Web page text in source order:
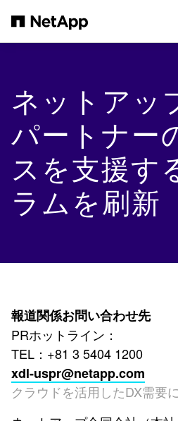
ネットアッ
パートナー
スを支援す
ラムを刷新
報道関係お問い合わせ先
PRホットライン：
TEL：+81 3 5404 1200
xdl-uspr@netapp.com
クラウドを活用したDX需要